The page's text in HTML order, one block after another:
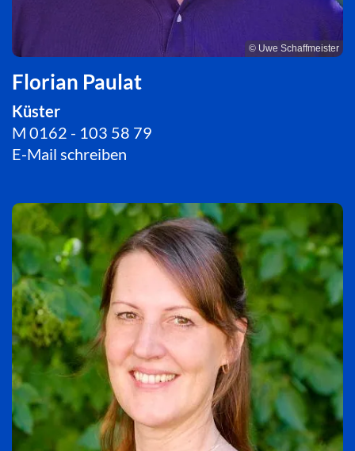
© Uwe Schaffmeister
Florian Paulat
Küster
M 0162 - 103 58 79
E-Mail schreiben